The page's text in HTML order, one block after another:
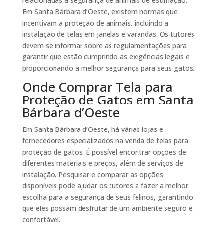
Em Santa Bárbara d’Oeste, existem normas que
incentivam a proteção de animais, incluindo a
instalação de telas em janelas e varandas. Os tutores
devem se informar sobre as regulamentações para
garantir que estão cumprindo as exigências legais e
proporcionando a melhor segurança para seus gatos.
Onde Comprar Tela para
Proteção de Gatos em Santa
Bárbara d’Oeste
Em Santa Bárbara d’Oeste, há várias lojas e
fornecedores especializados na venda de telas para
proteção de gatos. É possível encontrar opções de
diferentes materiais e preços, além de serviços de
instalação. Pesquisar e comparar as opções
disponíveis pode ajudar os tutores a fazer a melhor
escolha para a segurança de seus felinos, garantindo
que eles possam desfrutar de um ambiente seguro e
confortável.